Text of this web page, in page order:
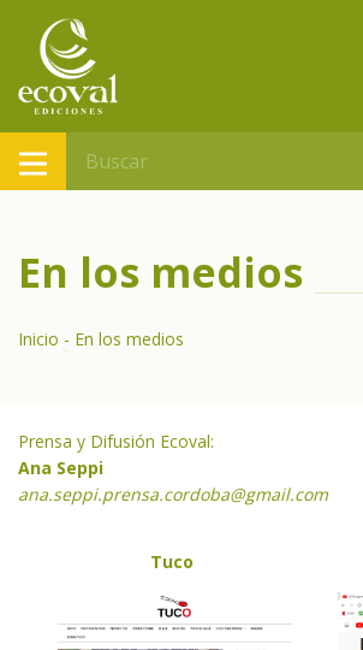
En los medios
Inicio - En los medios
Prensa y Difusión Ecoval:
Ana Seppi
ana.seppi.prensa.cordoba@gmail.com
Tuco